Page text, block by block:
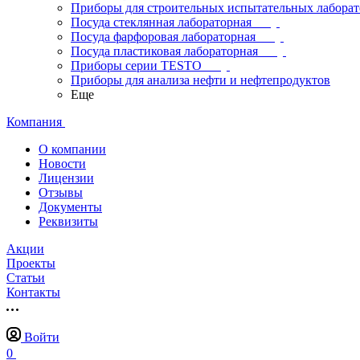
Приборы для строительных испытательных
Посуда стеклянная лабораторная
Посуда фарфоровая лабораторная
Посуда пластиковая лабораторная
Приборы серии TESTO
Приборы для анализа нефти и нефтепродуктов
Еще
Компания
О компании
Новости
Лицензии
Отзывы
Документы
Реквизиты
Акции
Проекты
Статьи
Контакты
Войти
0